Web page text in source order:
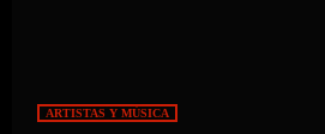
ARTISTAS Y MÚSICA